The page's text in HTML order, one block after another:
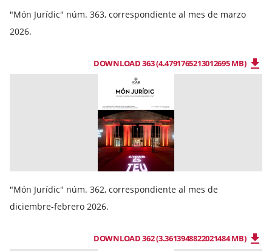
"Món Jurídic" núm. 363, correspondiente al mes de marzo
2026.
DOWNLOAD 363 (4.4791765213012695 MB)
"Món Jurídic" núm. 362, correspondiente al mes de
diciembre-febrero 2026.
DOWNLOAD 362 (3.3613948822021484 MB)